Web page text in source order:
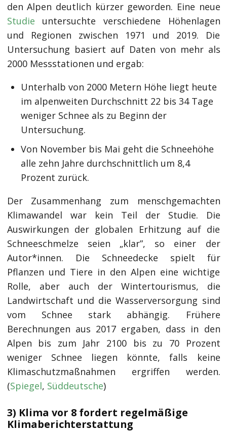
den Alpen deutlich kürzer geworden. Eine neue
Studie untersuchte verschiedene Höhenlagen
und Regionen zwischen 1971 und 2019. Die
Untersuchung basiert auf Daten von mehr als
2000 Messstationen und ergab:
Unterhalb von 2000 Metern Höhe liegt heute
im alpenweiten Durchschnitt 22 bis 34 Tage
weniger Schnee als zu Beginn der
Untersuchung.
Von November bis Mai geht die Schneehöhe
alle zehn Jahre durchschnittlich um 8,4
Prozent zurück.
Der Zusammenhang zum menschgemachten
Klimawandel war kein Teil der Studie. Die
Auswirkungen der globalen Erhitzung auf die
Schneeschmelze seien „klar”, so einer der
Autor*innen. Die Schneedecke spielt für
Pflanzen und Tiere in den Alpen eine wichtige
Rolle, aber auch der Wintertourismus, die
Landwirtschaft und die Wasserversorgung sind
vom Schnee stark abhängig. Frühere
Berechnungen aus 2017 ergaben, dass in den
Alpen bis zum Jahr 2100 bis zu 70 Prozent
weniger Schnee liegen könnte, falls keine
Klimaschutzmaßnahmen ergriffen werden.
(Spiegel, Süddeutsche)
3) Klima vor 8 fordert regelmäßige
Klimaberichterstattung